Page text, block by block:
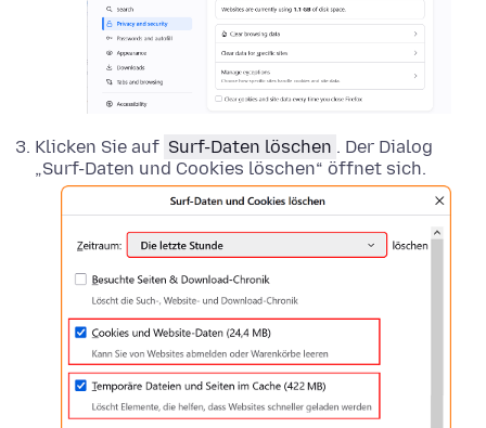
Klicken Sie auf Surf-Daten löschen . Der Dialog
„Surf-Daten und Cookies löschen“ öffnet sich.